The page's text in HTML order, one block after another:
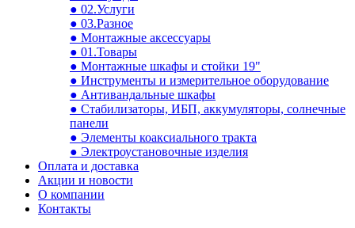
● 02.Услуги
● 03.Разное
● Монтажные аксессуары
● 01.Товары
● Монтажные шкафы и стойки 19"
● Инструменты и измерительное оборудование
● Антивандальные шкафы
● Стабилизаторы, ИБП, аккумуляторы, солнечные
панели
● Элементы коаксиального тракта
● Электроустановочные изделия
Оплата и доставка
Акции и новости
О компании
Контакты